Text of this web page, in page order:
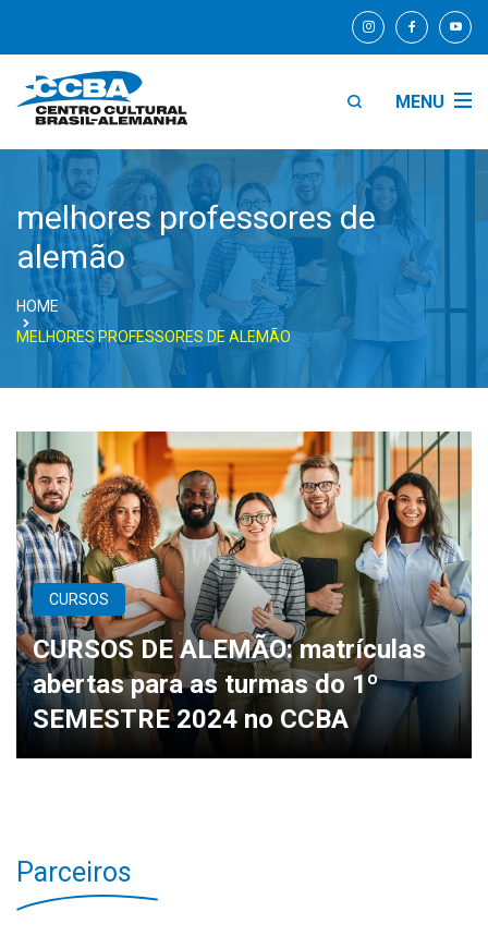
MENU
melhores professores de
alemão
HOME
MELHORES PROFESSORES DE ALEMÃO
CURSOS
CURSOS DE ALEMÃO: matrículas
abertas para as turmas do 1º
SEMESTRE 2024 no CCBA
Parceiros